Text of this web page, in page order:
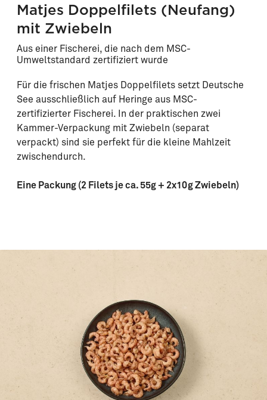
Matjes Doppelfilets (Neufang)
mit Zwiebeln
Aus einer Fischerei, die nach dem MSC-
Umweltstandard zertifiziert wurde
Für die frischen Matjes Doppelfilets setzt Deutsche
See ausschließlich auf Heringe aus MSC-
zertifizierter Fischerei. In der praktischen zwei
Kammer-Verpackung mit Zwiebeln (separat
verpackt) sind sie perfekt für die kleine Mahlzeit
zwischendurch.
Eine Packung (2 Filets je ca. 55g + 2x10g Zwiebeln)